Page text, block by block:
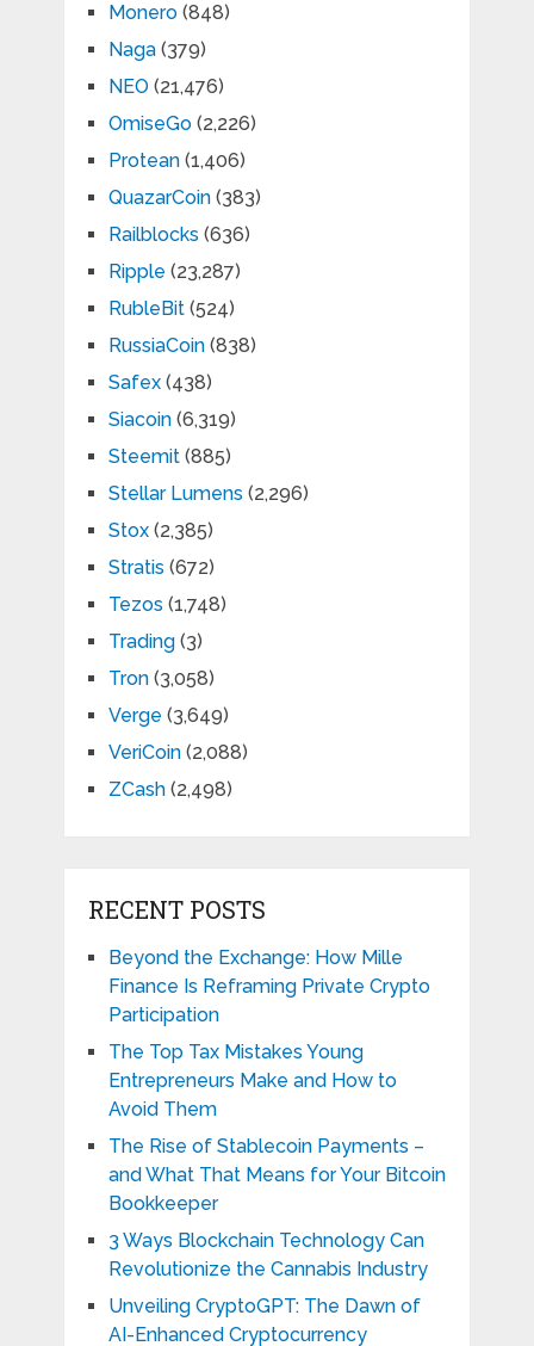
Monero(848)
Naga(379)
NEO (21,476)
OmiseGo(2,226)
Protean(1,406)
QuazarCoin(383)
Railblocks (636)
Ripple (23,287)
RubleBit(524)
RussiaCoin(838)
Safex(438)
Siacoin(6,319)
Steemit(885)
Stellar Lumens (2,296)
Stox(2,385)
Stratis (672)
Tezos (1,748)
Trading(3)
Tron(3,058)
Verge (3,649)
VeriCoin(2,088)
ZCash(2,498)
RECENT POSTS
Beyond the Exchange: How Mille
Finance Is Reframing Private Crypto
Participation
The Top Tax Mistakes Young
Entrepreneurs Make and How to
Avoid Them
The Rise of Stablecoin Payments –
and What That Means for Your Bitcoin
Bookkeeper
3 Ways Blockchain Technology Can
Revolutionize the Cannabis Industry
Unveiling CryptoGPT: The Dawn of
AI-Enhanced Cryptocurrency